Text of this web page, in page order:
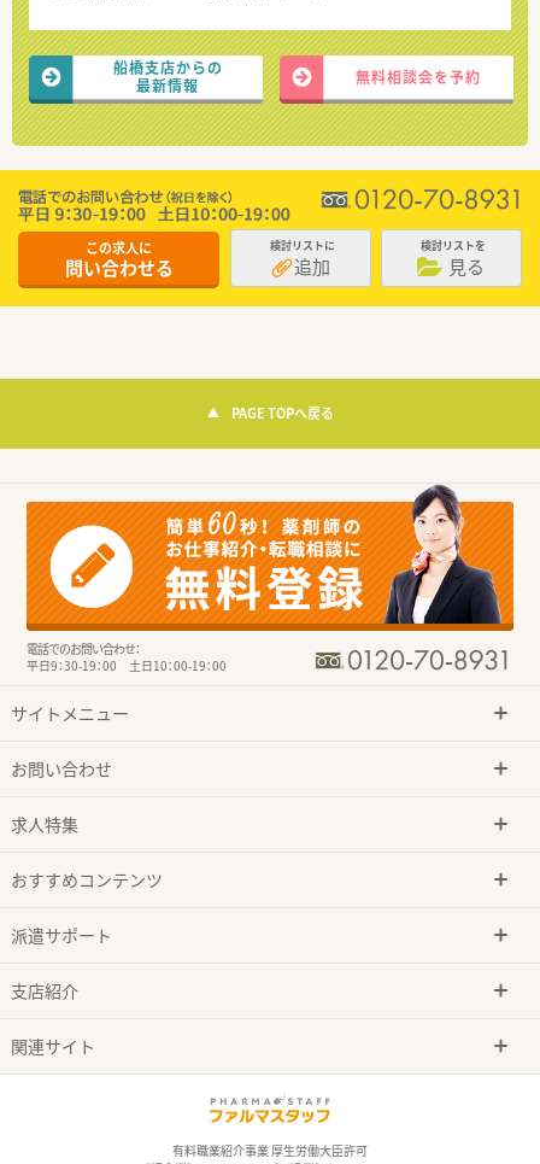
船橋支店からの
最新情報
無料相談会を予約
この求人に
問い合わせる
検討リストに
追加
検討リストを
見る
PAGE TOPへ戻る
電話でのお問い合わせ：
平日9：30-19：00 土日10：00-19：00
サイトメニュー
お問い合わせ
求人特集
おすすめコンテンツ
派遣サポート
支店紹介
関連サイト
有料職業紹介事業 厚生労働大臣許可